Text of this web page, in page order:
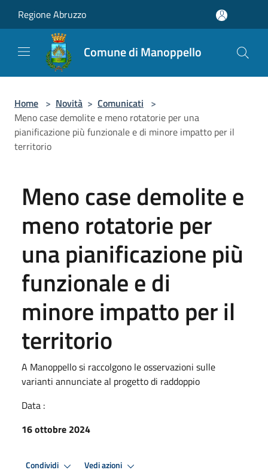
Regione Abruzzo
Comune di Manoppello
Home > Novità > Comunicati >
Meno case demolite e meno rotatorie per una
pianificazione più funzionale e di minore impatto per il
territorio
Meno case demolite e
meno rotatorie per
una pianificazione più
funzionale e di
minore impatto per il
territorio
A Manoppello si raccolgono le osservazioni sulle
varianti annunciate al progetto di raddoppio
Data :
16 ottobre 2024
Condividi Vedi azioni